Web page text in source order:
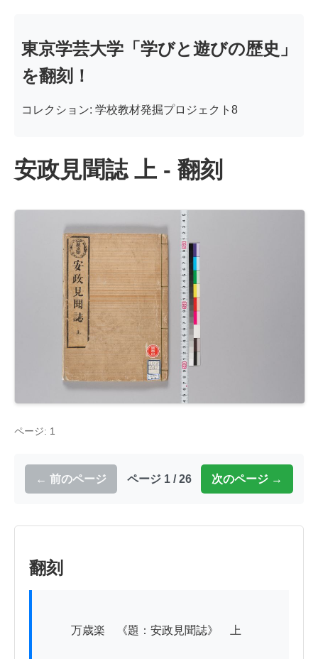
東京学芸大学「学びと遊びの歴史」
を翻刻！
コレクション: 学校教材発掘プロジェクト8
安政見聞誌 上 - 翻刻
ページ: 1
← 前のページ ページ 1 / 26 次のページ →
翻刻